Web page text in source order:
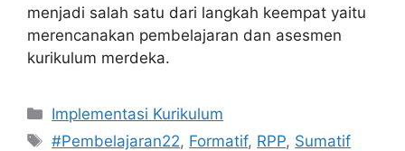
menjadi salah satu dari langkah keempat yaitu
merencanakan pembelajaran dan asesmen
kurikulum merdeka.
Kategori
Implementasi Kurikulum
Tag
#Pembelajaran22, Formatif, RPP, Sumatif